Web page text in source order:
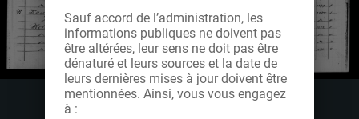
Sauf accord de l’administration, les
informations publiques ne doivent pas
être altérées, leur sens ne doit pas être
dénaturé et leurs sources et la date de
leurs dernières mises à jour doivent être
mentionnées. Ainsi, vous vous engagez
à :